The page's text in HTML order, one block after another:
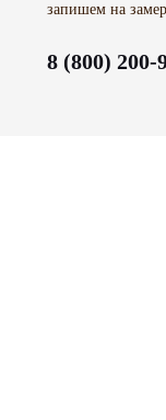
запишем на
8 (800) 200-